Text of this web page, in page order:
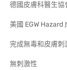
德國皮膚科醫生協
美國 EGW Hazard
完成無毒和皮膚刺
無刺激性